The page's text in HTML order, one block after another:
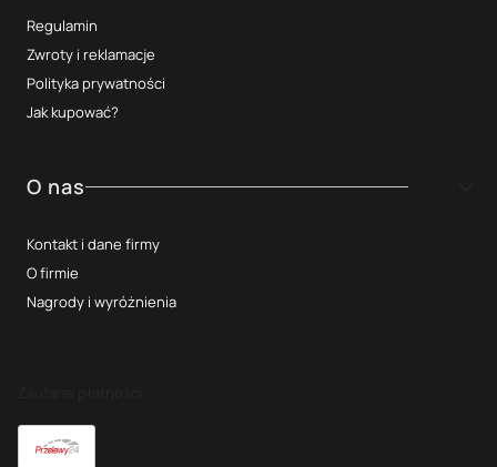
Regulamin
Zwroty i reklamacje
Polityka prywatności
Jak kupować?
O nas
Kontakt i dane firmy
O firmie
Nagrody i wyróżnienia